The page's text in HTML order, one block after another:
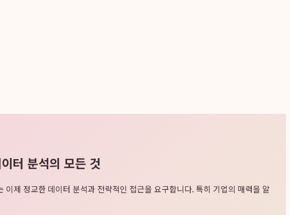
터 분석의 모든 것
제 정교한 데이터 분석과 전략적인 접근을 요구합니다. 특히 기업의 매력을 알